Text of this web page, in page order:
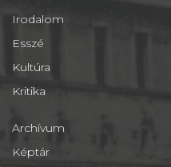
Irodalom
Esszé
Kultúra
Kritika
Archívum
Képtár